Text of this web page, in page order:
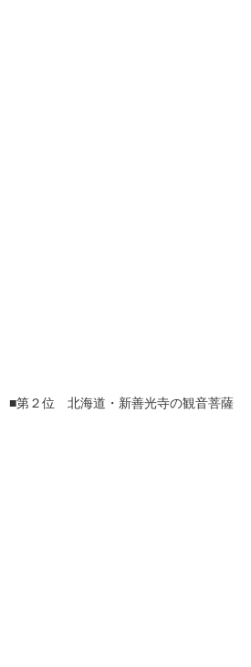
■第２位 北海道・新善光寺の観音菩薩